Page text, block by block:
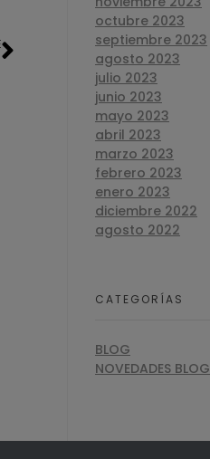
octubre 2023
septiembre 2023
agosto 2023
julio 2023
junio 2023
mayo 2023
abril 2023
marzo 2023
febrero 2023
enero 2023
diciembre 2022
agosto 2022
CATEGORÍAS
BLOG
NOVEDADES BLOG